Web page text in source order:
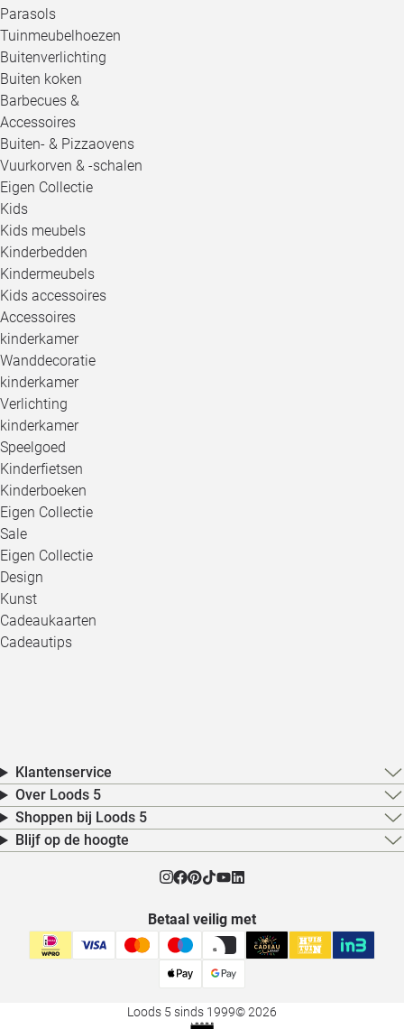
Parasols
Tuinmeubelhoezen
Buitenverlichting
Buiten koken
Barbecues &
Accessoires
Buiten- & Pizzaovens
Vuurkorven & -schalen
Eigen Collectie
Kids
Kids meubels
Kinderbedden
Kindermeubels
Kids accessoires
Accessoires
kinderkamer
Wanddecoratie
kinderkamer
Verlichting
kinderkamer
Speelgoed
Kinderfietsen
Kinderboeken
Eigen Collectie
Sale
Eigen Collectie
Design
Kunst
Cadeaukaarten
Cadeautips
Klantenservice
Over Loods 5
Shoppen bij Loods 5
Blijf op de hoogte
Betaal veilig met
Loods 5 sinds 1999© 2026